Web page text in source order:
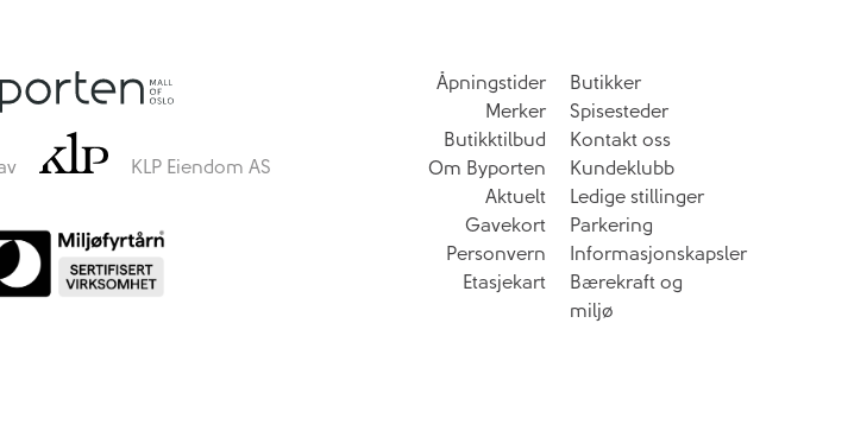
KLP Eiendom AS
Åpningstider
Butikker
Merker
Spisesteder
Butikktilbud
Kontakt oss
Om Byporten
Kundeklubb
Aktuelt
Ledige stillinger
Gavekort
Parkering
Personvern
Informasjonskapsler
Etasjekart
Bærekraft og
miljø